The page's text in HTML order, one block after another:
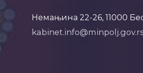
Немањина 22-26, 11000